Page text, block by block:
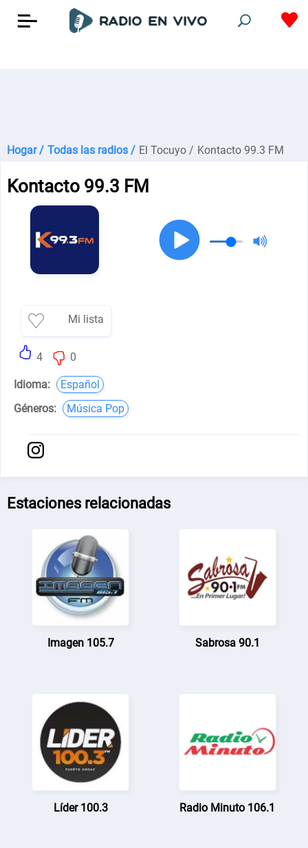
Hogar / Todas las radios / El Tocuyo / Kontacto 99.3 FM
Kontacto 99.3 FM
Mi lista
4 0
Idioma:
Español
Géneros:
Música Pop
Estaciones relacionadas
Imagen 105.7 Sabrosa 90.1
Líder 100.3 Radio Minuto 106.1